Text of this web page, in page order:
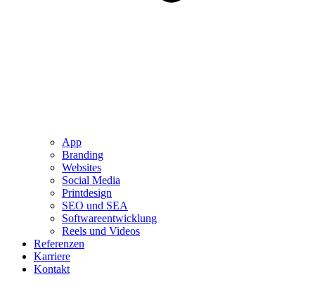
App
Branding
Websites
Social Media
Printdesign
SEO und SEA
Softwareentwicklung
Reels und Videos
Referenzen
Karriere
Kontakt